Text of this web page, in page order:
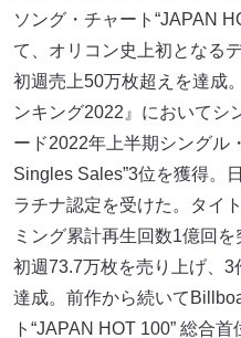
ソング・チャート“JAPAN
て、オリコン史上初となる
初週売上50万枚超えを達成
ンキング2022』においてシ
ード2022年上半期シングル
Singles Sales”3位を獲得。
ラチナ認定を受けた。タイ
ミング累計再生回数1億回
初週73.7万枚を売り上げ、
達成。前作から続いて
ト“JAPAN HOT 100” 総合